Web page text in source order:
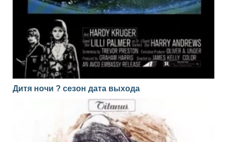
Дитя ночи ? сезон дата выхода